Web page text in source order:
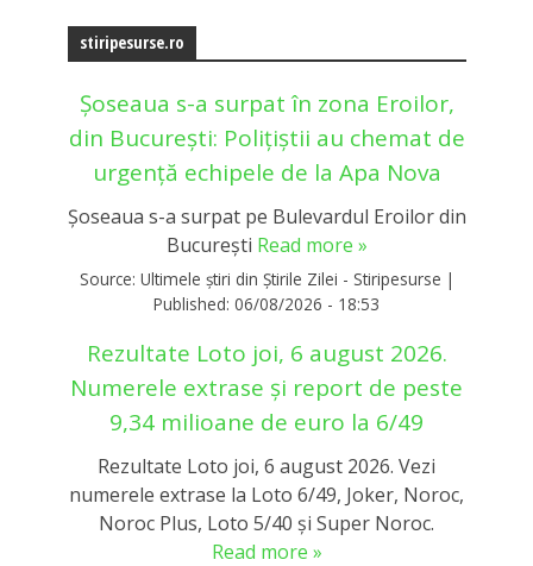
stiripesurse.ro
Șoseaua s-a surpat în zona Eroilor,
din București: Polițiștii au chemat de
urgență echipele de la Apa Nova
Șoseaua s-a surpat pe Bulevardul Eroilor din
București Read more »
Source: Ultimele știri din Știrile Zilei - Stiripesurse |
Published: 06/08/2026 - 18:53
Rezultate Loto joi, 6 august 2026.
Numerele extrase și report de peste
9,34 milioane de euro la 6/49
Rezultate Loto joi, 6 august 2026. Vezi
numerele extrase la Loto 6/49, Joker, Noroc,
Noroc Plus, Loto 5/40 și Super Noroc.
Read more »